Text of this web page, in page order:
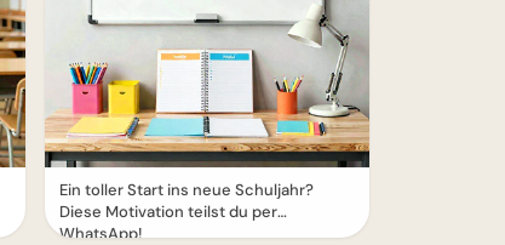
Ein toller Start ins neue Schuljahr?
Diese Motivation teilst du per
WhatsApp!